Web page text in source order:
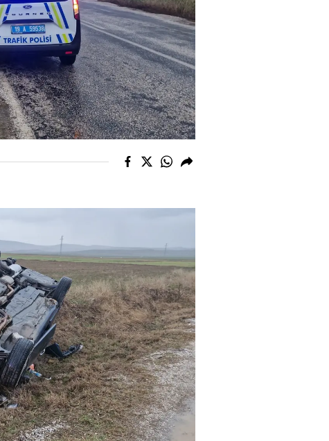
Muş
Nevşehir
Niğde
Ordu
Rize
Siirt
Sivas
Tekirdağ
Tokat
Trabzon
Tunceli
Şanlıurfa
Uşak